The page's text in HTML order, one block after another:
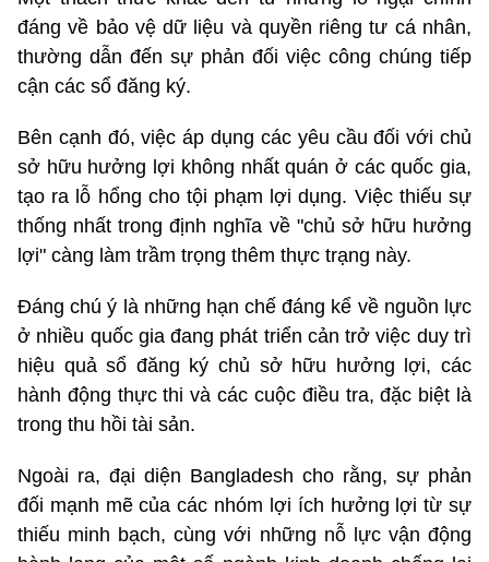
đáng về bảo vệ dữ liệu và quyền riêng tư cá nhân,
thường dẫn đến sự phản đối việc công chúng tiếp
cận các sổ đăng ký.
Bên cạnh đó, việc áp dụng các yêu cầu đối với chủ
sở hữu hưởng lợi không nhất quán ở các quốc gia,
tạo ra lỗ hổng cho tội phạm lợi dụng. Việc thiếu sự
thống nhất trong định nghĩa về "chủ sở hữu hưởng
lợi" càng làm trầm trọng thêm thực trạng này.
Đáng chú ý là những hạn chế đáng kể về nguồn lực
ở nhiều quốc gia đang phát triển cản trở việc duy trì
hiệu quả sổ đăng ký chủ sở hữu hưởng lợi, các
hành động thực thi và các cuộc điều tra, đặc biệt là
trong thu hồi tài sản.
Ngoài ra, đại diện Bangladesh cho rằng, sự phản
đối mạnh mẽ của các nhóm lợi ích hưởng lợi từ sự
thiếu minh bạch, cùng với những nỗ lực vận động